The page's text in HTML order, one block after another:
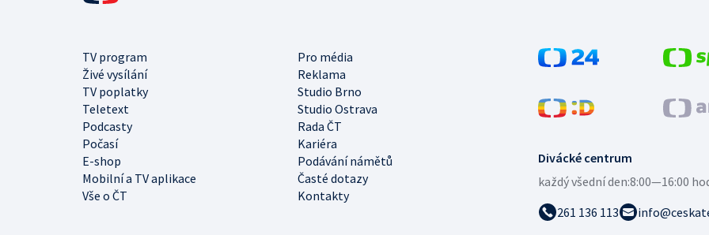
Divácké centrum
každý všední den:8:00—16:00
261 136 113
TV program
Pro média
Živé vysílání
Reklama
TV poplatky
Studio Brno
Teletext
Studio Ostrava
Podcasty
Rada ČT
Počasí
Kariéra
E-shop
Podávání námětů
Mobilní a TV aplikace
Časté dotazy
Vše o ČT
Kontakty